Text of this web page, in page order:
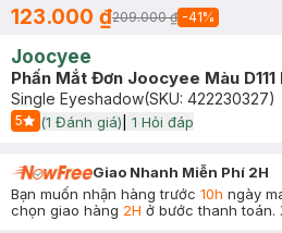
123.000 ₫209.000 ₫ -41%
Joocyee
Phấn Mắt Đơn Joocyee Màu
Single Eyeshadow(SKU: 422230327)
5
Start Icon
(1 Đánh giá) 1 Hỏi đáp
Giao Nhanh Miễn Phí 2H
Bạn muốn nhận hàng trước 10h ngày
chọn giao hàng 2H ở bước thanh toán.